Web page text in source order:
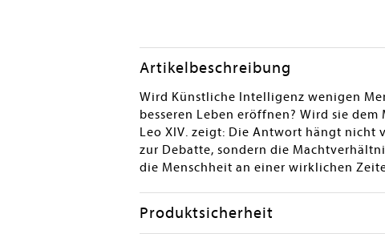
Artikelbeschreibung
Wird Künstliche Intelligenz wenigen
besseren Leben eröffnen? Wird sie
Leo XIV. zeigt: Die Antwort hängt nicht
zur Debatte, sondern die
die Menschheit an einer wirklichen
Produktsicherheit